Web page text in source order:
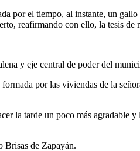
por el tiempo, al instante, un
reafirmando con ello, la tesis de
y eje central de poder del
por las viviendas de la
la tarde un poco más
Brisas de Zapayán.